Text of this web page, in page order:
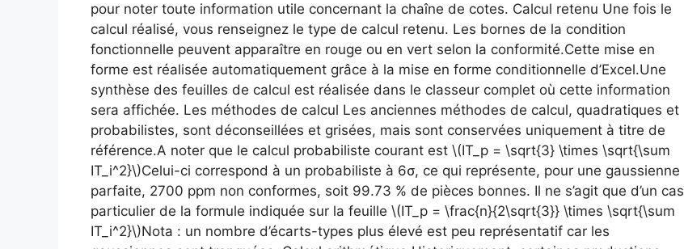
pour noter toute information utile concernant la chaîne de cotes. Calcul retenu Une fois le
calcul réalisé, vous renseignez le type de calcul retenu. Les bornes de la condition
fonctionnelle peuvent apparaître en rouge ou en vert selon la conformité.Cette mise en
forme est réalisée automatiquement grâce à la mise en forme conditionnelle d’Excel.Une
synthèse des feuilles de calcul est réalisée dans le classeur complet où cette information
sera affichée. Les méthodes de calcul Les anciennes méthodes de calcul, quadratiques et
probabilistes, sont déconseillées et grisées, mais sont conservées uniquement à titre de
référence.A noter que le calcul probabiliste courant est \(IT_p = \sqrt{3} \times \sqrt{\sum
IT_i^2}\)Celui-ci correspond à un probabiliste à 6σ, ce qui représente, pour une gaussienne
parfaite, 2700 ppm non conformes, soit 99.73 % de pièces bonnes. Il ne s’agit que d’un cas
particulier de la formule indiquée sur la feuille \(IT_p = \frac{n}{2\sqrt{3}} \times \sqrt{\sum
IT_i^2}\)Nota : un nombre d’écarts-types plus élevé est peu représentatif car les